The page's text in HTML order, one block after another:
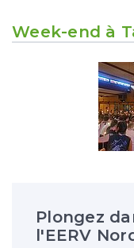
Week-end à
Plongez
l'EERV